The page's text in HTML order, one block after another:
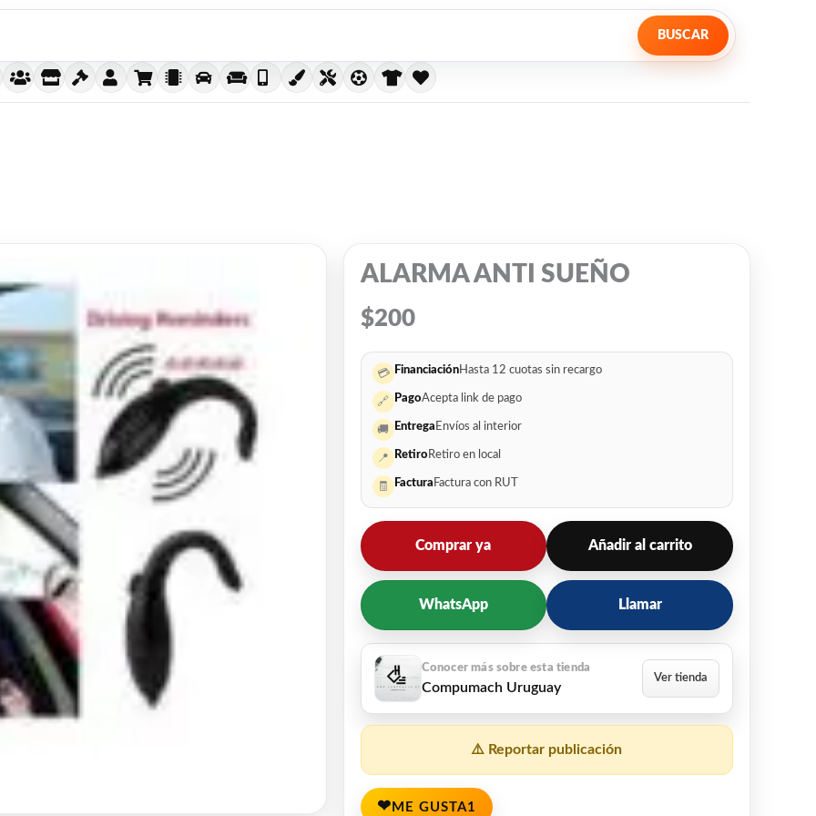
BUSCAR
ALARMA ANTI SUEÑO
$200
💳 FinanciaciónHasta 12 cuotas sin recargo
🔗 PagoAcepta link de pago
🚚 Entrega Envíos al interior
📍 Retiro Retiro en local
🧾 Factura Factura con RUT
Comprar ya Añadir al carrito
WhatsApp Llamar
Compumach Uruguay
⚠️ Reportar publicación
❤ ME GUSTA1